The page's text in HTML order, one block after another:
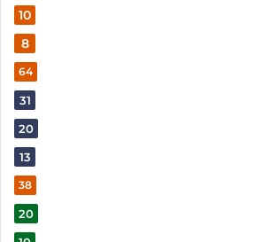
10
8
64
31
20
13
38
20